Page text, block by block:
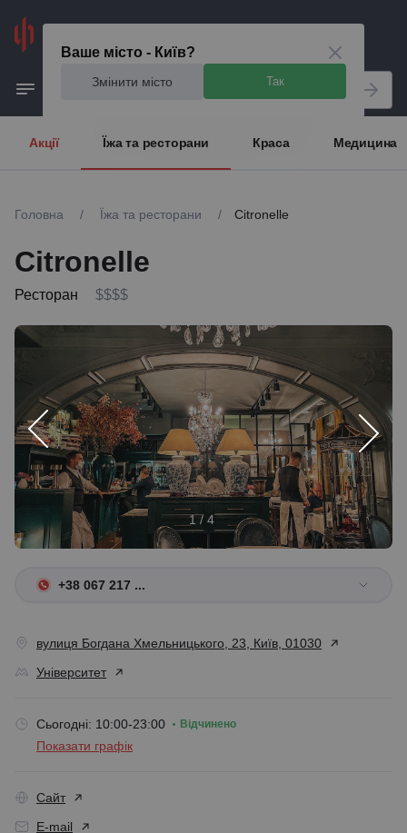
Ваше місто - Київ?
Змінити місто Так
Акції Їжа та ресторани Краса Медицина
Головна / Їжа та ресторани / Citronelle
Citronelle
Ресторан $$$$
1 / 4
+38 067 217 ...
вулиця Богдана Хмельницького, 23, Київ, 01030
Університет
Сьогодні: 10:00-23:00 Відчинено
Показати графік
Сайт
E-mail